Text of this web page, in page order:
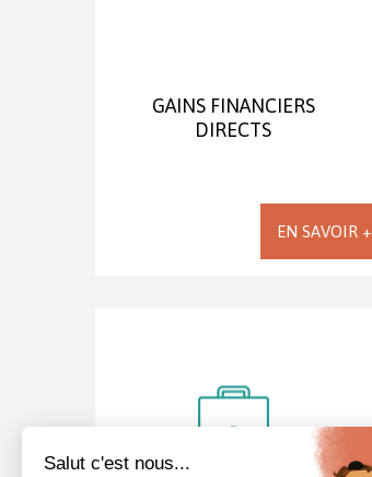
GAINS FINANCIERS
DIRECTS
EN SAVOIR +